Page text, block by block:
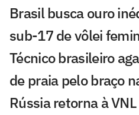
Brasil busca ouro
sub-17 de vôlei
Técnico brasileiro
de praia pelo braço
Rússia retorna à